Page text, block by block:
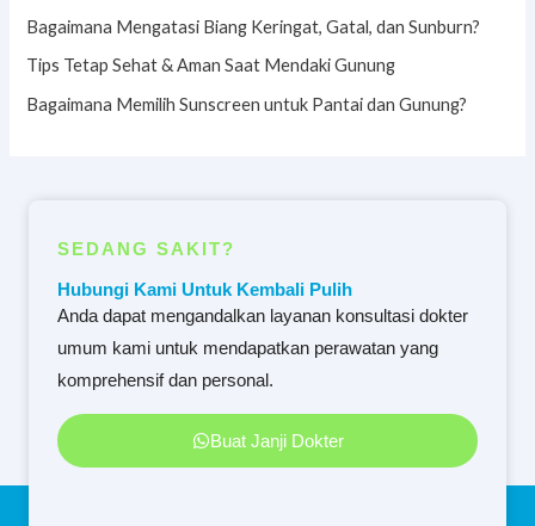
Bagaimana Mengatasi Biang Keringat, Gatal, dan Sunburn?
Tips Tetap Sehat & Aman Saat Mendaki Gunung
Bagaimana Memilih Sunscreen untuk Pantai dan Gunung?
SEDANG SAKIT?
Hubungi Kami Untuk Kembali Pulih
Anda dapat mengandalkan layanan konsultasi dokter
umum kami untuk mendapatkan perawatan yang
komprehensif dan personal.
Buat Janji Dokter